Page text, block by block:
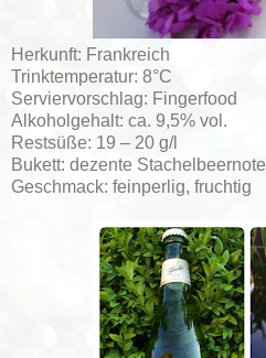
Herkunft: Frankreich
Trinktemperatur: 8°C
Serviervorschlag: Fingerfood
Alkoholgehalt: ca. 9,5% vol.
Restsüße: 19 – 20 g/l
Bukett: dezente Stachelbeernote
Geschmack: feinperlig, fruchtig